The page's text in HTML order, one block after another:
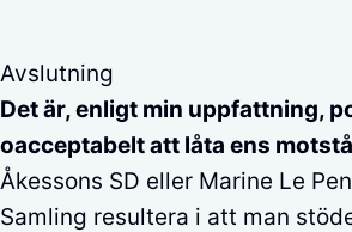
Avslutning
Det är, enligt min uppfattning,
oacceptabelt att låta ens
Åkessons SD eller Marine Le
Samling resultera i att man